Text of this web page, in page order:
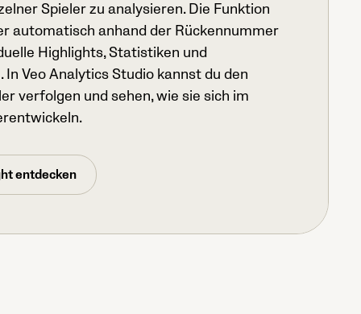
Spieler zu analysieren. Die Funktion
automatisch anhand der Rückennummer
Highlights, Statistiken und
Veo Analytics Studio kannst du den
verfolgen und sehen, wie sie sich im
entdecken